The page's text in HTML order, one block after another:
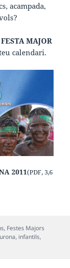
acampada,
FESTA MAJOR
calendari.
2011(PDF, 3,6
, Festes Majors
, infantils,